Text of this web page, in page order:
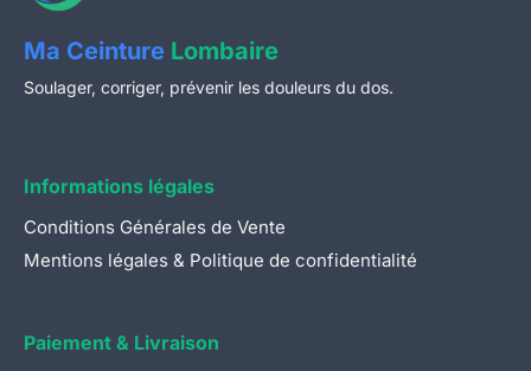
Ma Ceinture Lombaire
Soulager, corriger, prévenir les douleurs du dos.
Informations légales
Conditions Générales de Vente
Mentions légales & Politique de confidentialité
Paiement & Livraison